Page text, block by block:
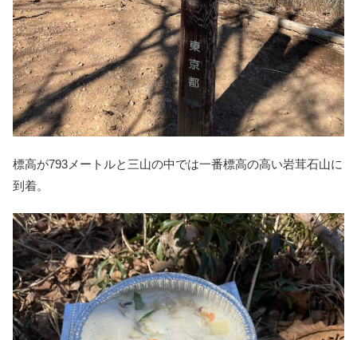
標高が793メートルと三山の中では一番標高の高い岩茸石山に
到着。